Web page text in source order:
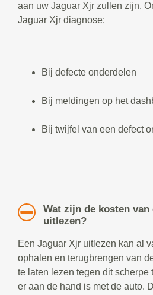
aan uw Jaguar Xjr zullen zijn.
Jaguar Xjr diagnose:
Bij defecte onderdelen
Bij meldingen op het
Bij twijfel van een defect
Wat zijn de kosten van
uitlezen?
Een Jaguar Xjr uitlezen kan al
ophalen en terugbrengen van
te laten lezen tegen dit scherpe
er aan de hand is met de auto.